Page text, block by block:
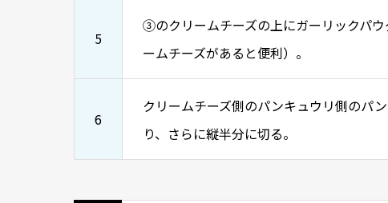
5
③のクリームチーズの上にガーリックパ
ームチーズがあると便利）。
6
クリームチーズ側のパンキュウリ側のパ
り、さらに縦半分に切る。